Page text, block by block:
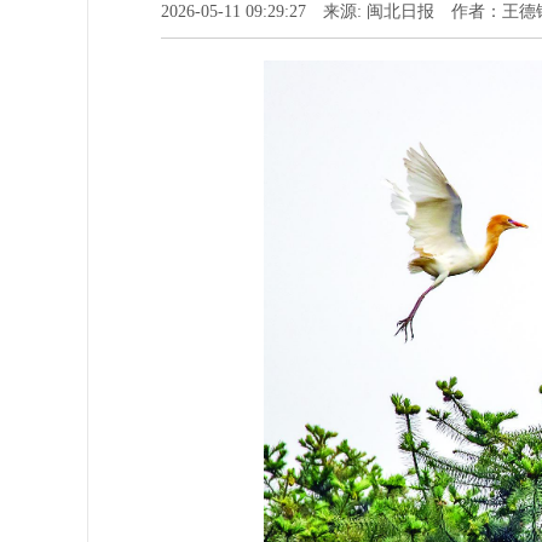
2026-05-11 09:29:27 来源: 闽北日报 作者：王德